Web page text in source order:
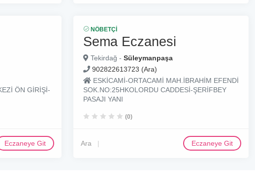
ÖN GİRİŞİ-
Eczaneye Git
NÖBETÇI
Sema Eczanesi
Tekirdağ - Süleymanpaşa
902822613723 (Ara)
ESKİCAMİ-ORTACAMİ MAH.İBRAHİM EFENDİ
SOK.NO:25HKOLORDU CADDESİ-ŞERİFBEY
PASAJI YANI
(0)
Ara Eczaneye Git